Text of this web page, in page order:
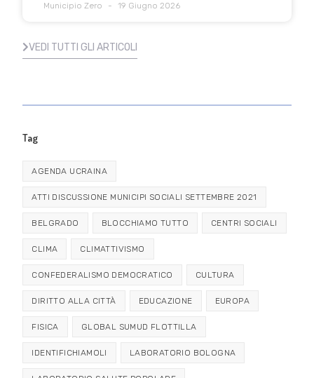
Municipio Zero 19 Giugno 2026
VEDI TUTTI GLI ARTICOLI
Tag
AGENDA UCRAINA
ATTI DISCUSSIONE MUNICIPI SOCIALI SETTEMBRE 2021
BELGRADO BLOCCHIAMO TUTTO CENTRI SOCIALI
CLIMA CLIMATTIVISMO
CONFEDERALISMO DEMOCRATICO CULTURA
DIRITTO ALLA CITTÀ EDUCAZIONE EUROPA
FISICA GLOBAL SUMUD FLOTTILLA
IDENTIFICHIAMOLI LABORATORIO BOLOGNA